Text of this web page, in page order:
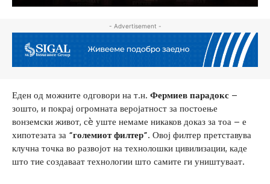
- Advertisement -
Еден од можните одговори на т.н. Фермиев парадокс –
зошто, и покрај огромната веројатност за постоење
вонземски живот, сè уште немаме никаков доказ за тоа – е
хипотезата за “големиот филтер”. Овој филтер претставува
клучна точка во развојот на технолошки цивилизации, каде
што тие создаваат технологии што самите ги уништуваат.